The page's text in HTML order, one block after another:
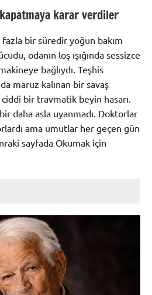
karar verdiler
bir süredir yoğun bakım
odanın loş ışığında sessizce
bağlıydı. Teşhis
maruz kalınan bir savaş
bir travmatik beyin hasarı.
daha asla uyanmadı. Doktorlar
ama umutlar her geçen gün
sayfada Okumak için